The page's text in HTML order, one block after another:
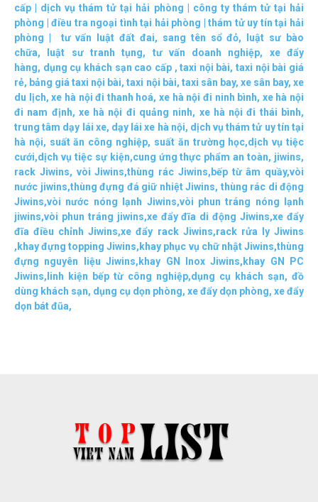
cấp
dịch vụ thám tử tại hải phòng
công ty thám tử tại hải
phòng |điều tra ngoại tình tại hải phòng |thám tử uy tín tại hải
phòng
tư vấn luật đất đai, sang tên sổ đỏ,
luật sư bào
chữa, luật sư tranh tụng, tư vấn doanh nghiệp, xe đẩy
hàng, dụng cụ khách sạn cao cấp,taxi nội bài,taxi nội bài giá
rẻ, bảng giá taxi nội bài,taxi nội bài, taxi sân bay, xe sân bay,xe
du lịch,xe hà nội đi thanh hoá, xe hà nội đi ninh bình, xe hà nội
đi nam định, xe hà nội đi quảng ninh, xe hà nội đi thái bình,
trung tâm dạy lái xe, dạy lái xe hà nội, dịch vụ thám tử uy tín tại
hà nội, suất ăn công nghiệp, suất ăn trường học,dịch vụ tiệc
cưới,dịch vụ tiệc sự kiện,cung ứng thực phẩm an toàn, jiwins,
rack Jiwins, vòi Jiwins,thùng rác Jiwins,bếp từ âm quầy,vòi
nước jiwins,thùng đựng đá giữ nhiệt Jiwins, thùng rác di động
Jiwins,vòi nước nóng lạnh Jiwins,vòi phun tráng nóng lạnh
jiwins,vòi phun tráng jiwins,xe đẩy đĩa di động Jiwins,xe đẩy
đĩa điều chỉnh Jiwins,xe đẩy rack Jiwins,rack rửa ly Jiwins
, khay đựng topping Jiwins, khay phục vụ chữ nhật Jiwins,thùng
đựng nguyên liệu Jiwins, khay GN Inox Jiwins, khay GN PC
Jiwins, linh kiện bếp từ công nghiệp,dụng cụ khách sạn, đồ
dùng khách sạn, dụng cụ dọn phòng, xe đẩy dọn phòng, xe đẩy
dọn bát đũa,